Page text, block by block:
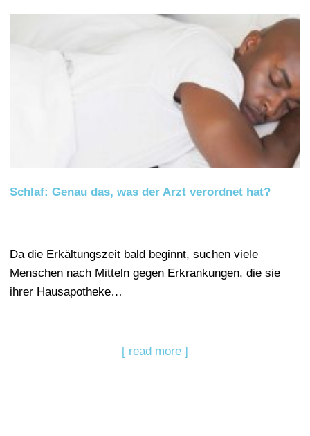
Schlaf: Genau das, was der Arzt verordnet hat?
Da die Erkältungszeit bald beginnt, suchen viele
Menschen nach Mitteln gegen Erkrankungen, die sie
ihrer Hausapotheke…
[ read more ]